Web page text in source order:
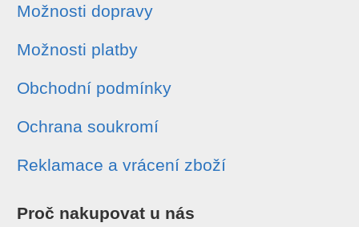
Možnosti dopravy
Možnosti platby
Obchodní podmínky
Ochrana soukromí
Reklamace a vrácení zboží
Proč nakupovat u nás